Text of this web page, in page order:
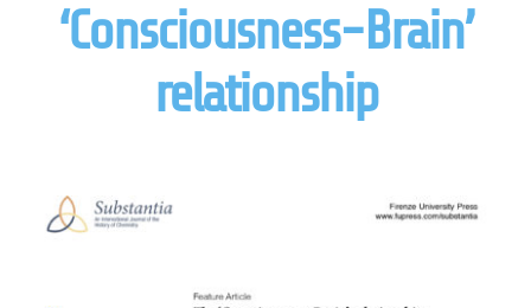
‘Consciousness-Brain’
relationship